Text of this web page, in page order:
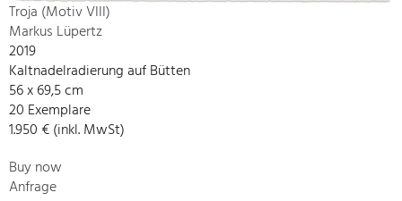
Troja (Motiv VIII)
Markus Lüpertz
2019
Kaltnadelradierung auf Bütten
56 x 69,5 cm
20 Exemplare
1.950 € (inkl. MwSt)
Buy now
Anfrage